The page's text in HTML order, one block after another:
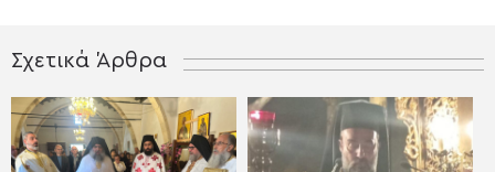
Σχετικά Άρθρα